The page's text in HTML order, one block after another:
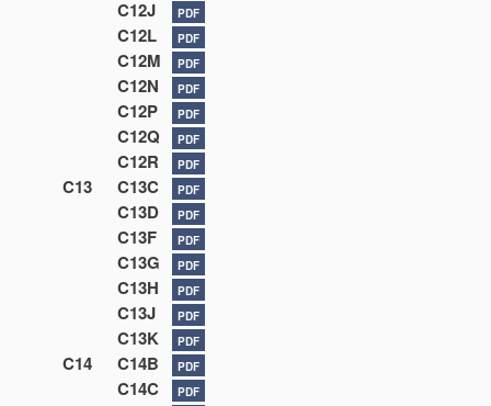
C12J PDF
C12L PDF
C12M PDF
C12N PDF
C12P PDF
C12Q PDF
C12R PDF
C13 C13C PDF
C13D PDF
C13F PDF
C13G PDF
C13H PDF
C13J PDF
C13K PDF
C14 C14B PDF
C14C PDF